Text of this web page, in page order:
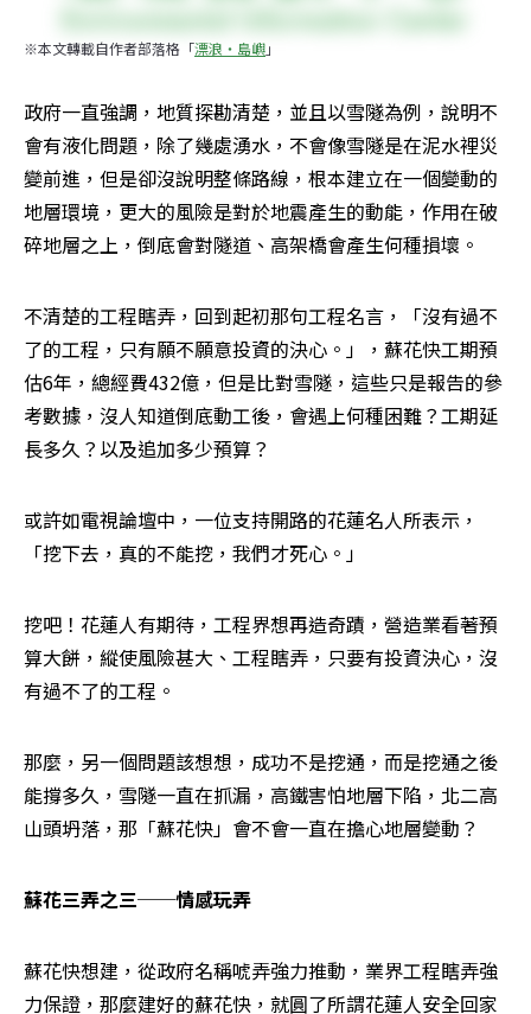
※本文轉載自作者部落格「漂浪‧島嶼」
政府一直強調，地質探勘清楚，並且以雪隧為例，說明不
會有液化問題，除了幾處湧水，不會像雪隧是在泥水裡災
變前進，但是卻沒說明整條路線，根本建立在一個變動的
地層環境，更大的風險是對於地震產生的動能，作用在破
碎地層之上，倒底會對隧道、高架橋會產生何種損壞。
不清楚的工程瞎弄，回到起初那句工程名言，「沒有過不
了的工程，只有願不願意投資的決心。」，蘇花快工期預
估6年，總經費432億，但是比對雪隧，這些只是報告的參
考數據，沒人知道倒底動工後，會遇上何種困難？工期延
長多久？以及追加多少預算？
或許如電視論壇中，一位支持開路的花蓮名人所表示，
「挖下去，真的不能挖，我們才死心。」
挖吧！花蓮人有期待，工程界想再造奇蹟，營造業看著預
算大餅，縱使風險甚大、工程瞎弄，只要有投資決心，沒
有過不了的工程。
那麼，另一個問題該想想，成功不是挖通，而是挖通之後
能撐多久，雪隧一直在抓漏，高鐵害怕地層下陷，北二高
山頭坍落，那「蘇花快」會不會一直在擔心地層變動？
蘇花三弄之三──情感玩弄
蘇花快想建，從政府名稱唬弄強力推動，業界工程瞎弄強
力保證，那麼建好的蘇花快，就圓了所謂花蓮人安全回家